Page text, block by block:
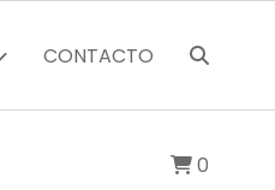
CONTACTO
0